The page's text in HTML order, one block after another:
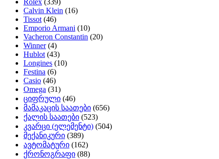
Rolex (339)
Calvin Klein (16)
Tissot (46)
Emporio Armani (10)
Vacheron Constantin (20)
Winner (4)
Hublot (43)
Longines (10)
Festina (6)
Casio (46)
Omega (31)
ციფრული (46)
მამაკაცის საათები (656)
ქალის საათები (523)
კვარცი (ელემენტი) (504)
მექანიკური (389)
ავტომატური (162)
ქრონოგრაფი (88)